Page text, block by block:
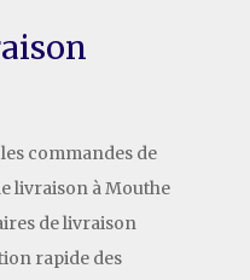
commandes de
livraison à Mouthe
de livraison
rapide des